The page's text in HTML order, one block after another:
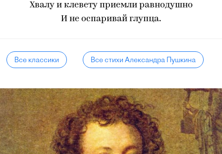
Хвалу и клевету приемли равнодушно
И не оспаривай глупца.
Все классики Все стихи Александра Пушкина